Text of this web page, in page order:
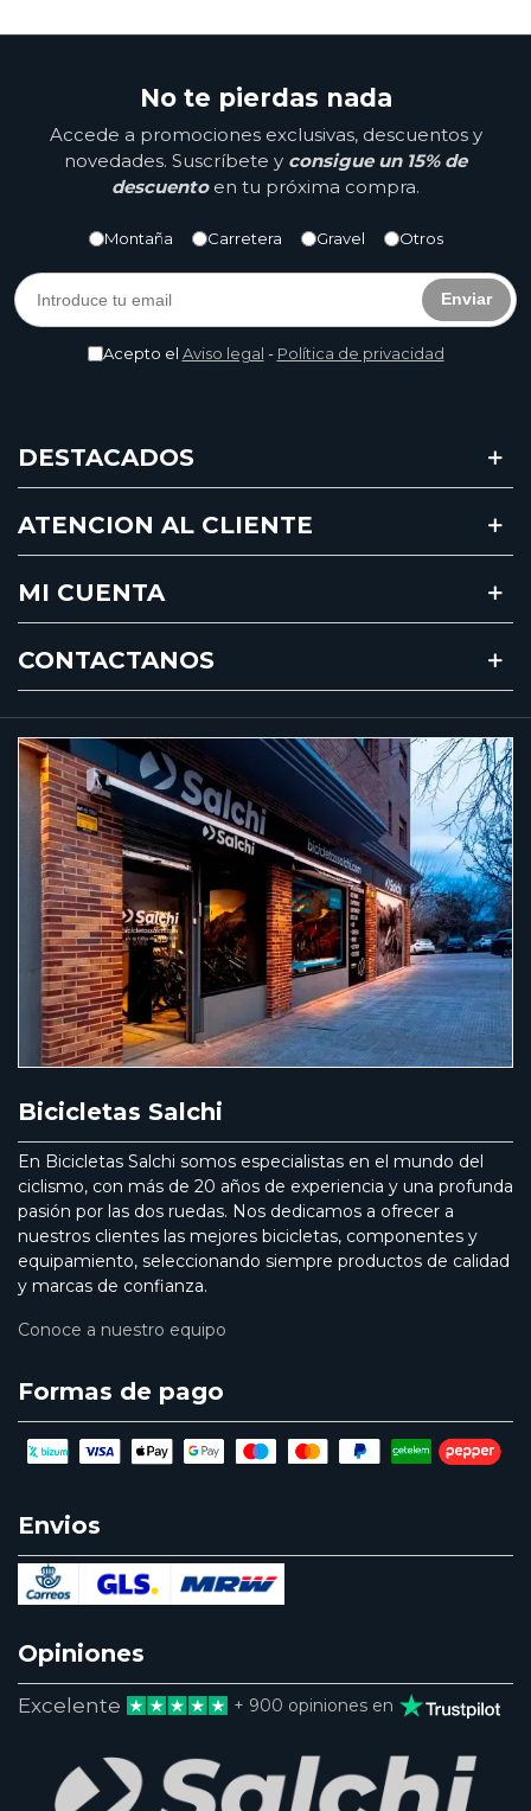
No te pierdas nada
Accede a promociones exclusivas, descuentos y
novedades. Suscríbete y consigue un 15% de
descuentoen tu próxima compra.
Montaña Carretera Gravel Otros
Enviar
Acepto el Aviso legal - Política de privacidad
DESTACADOS
ATENCION AL CLIENTE
MI CUENTA
CONTACTANOS
Bicicletas Salchi
En Bicicletas Salchi somos especialistas en el mundo del
ciclismo, con más de 20 años de experiencia y una profunda
pasión por las dos ruedas. Nos dedicamos a ofrecer a
nuestros clientes las mejores bicicletas, componentes y
equipamiento, seleccionando siempre productos de calidad
y marcas de confianza.
Conoce a nuestro equipo
Formas de pago
Envios
Opiniones
Excelente + 900 opiniones en